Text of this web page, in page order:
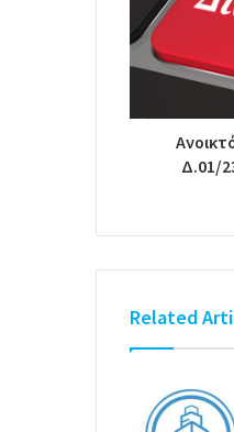
Δ.01/
Related